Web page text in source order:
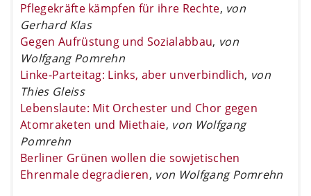
Pflegekräfte kämpfen für ihre Rechte, von
Gerhard Klas
Gegen Aufrüstung und Sozialabbau, von
Wolfgang Pomrehn
Linke-Parteitag: Links, aber unverbindlich, von
Thies Gleiss
Lebenslaute: Mit Orchester und Chor gegen
Atomraketen und Miethaie, von Wolfgang
Pomrehn
Berliner Grünen wollen die sowjetischen
Ehrenmale degradieren, von Wolfgang Pomrehn